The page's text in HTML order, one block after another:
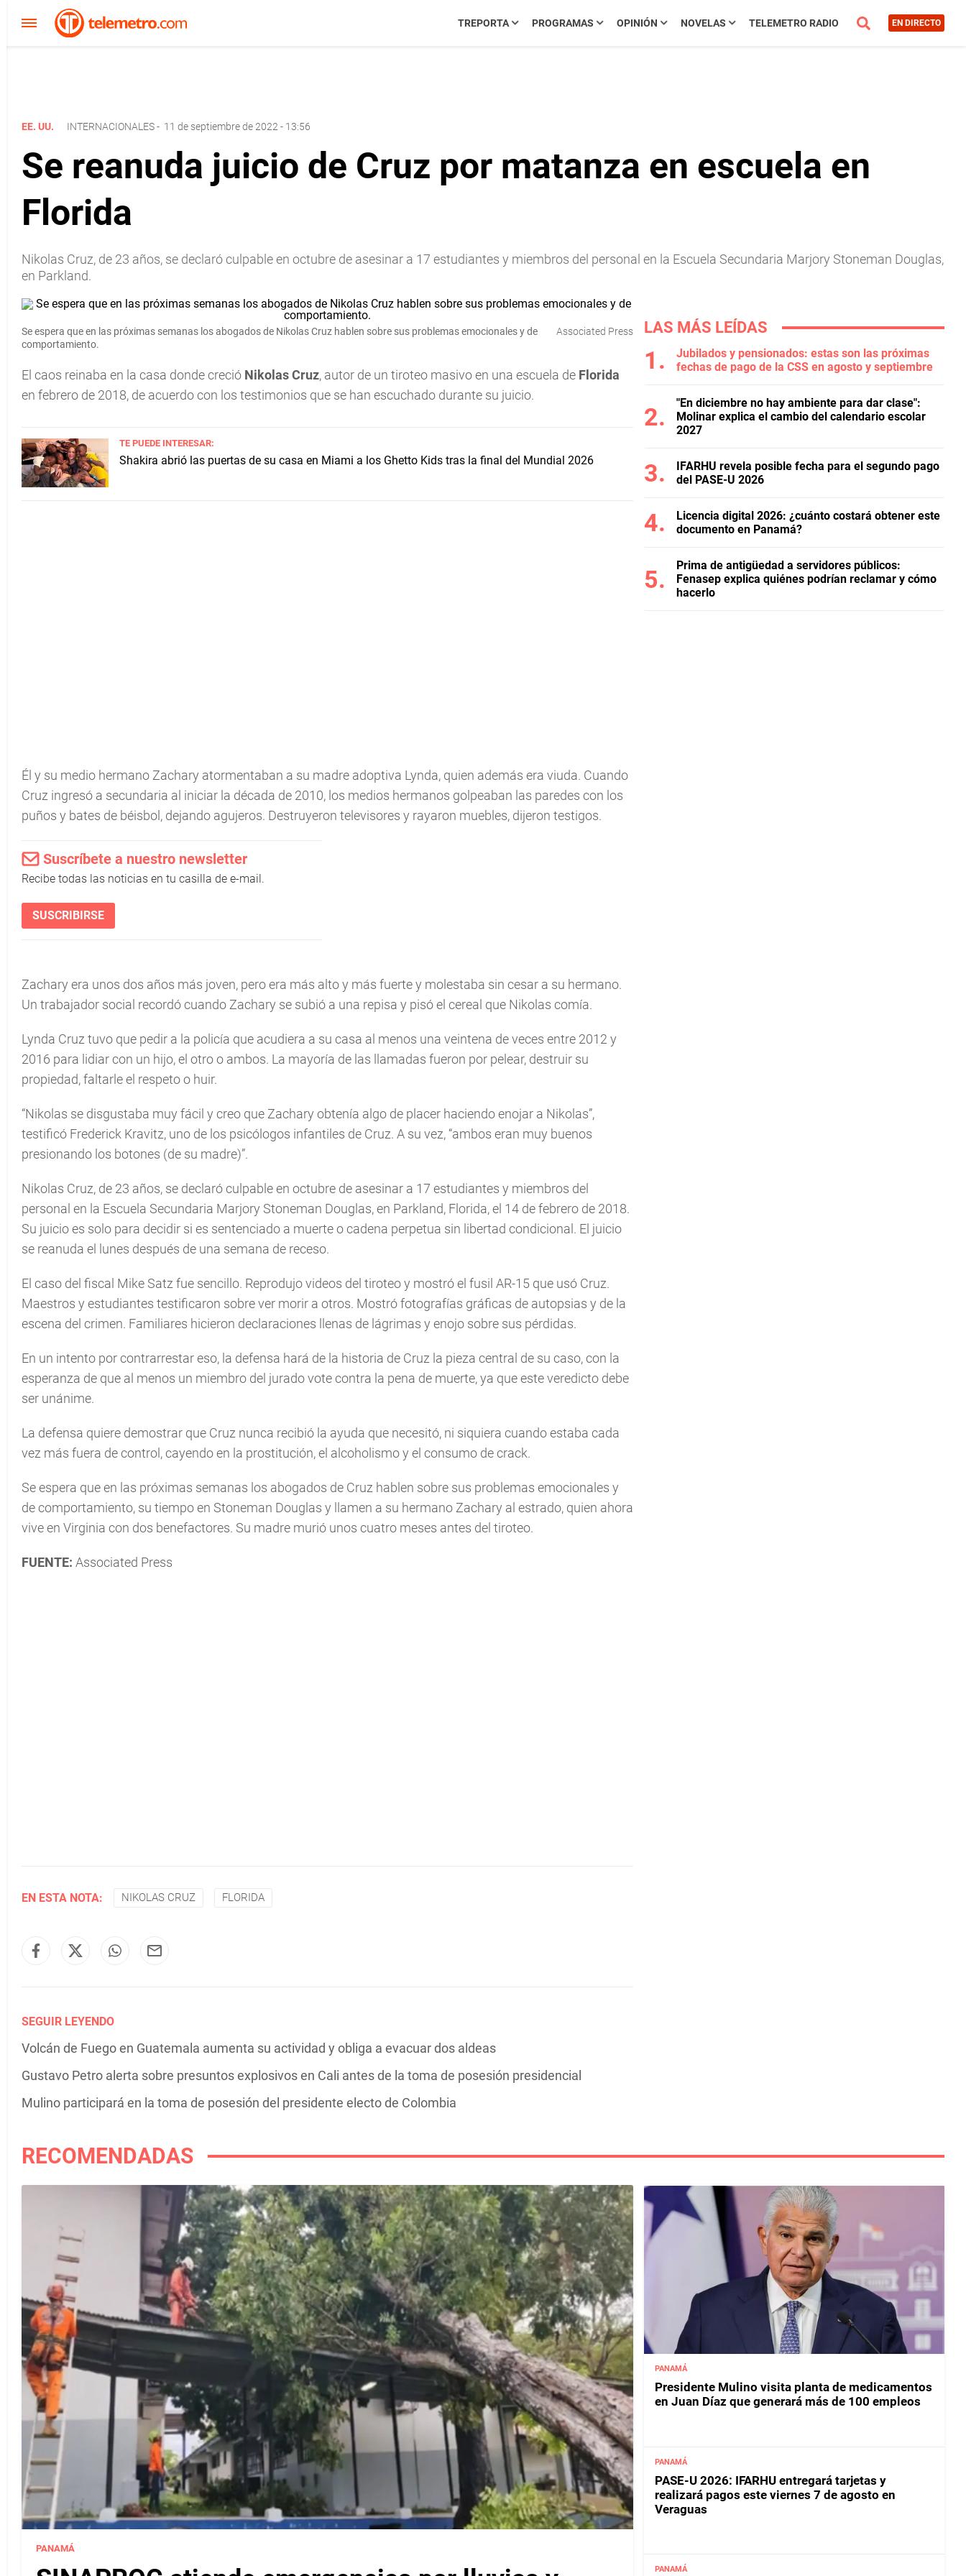
TREPORTA PROGRAMAS OPINIÓN NOVELAS TELEMETRO RADIO EN DIRECTO
EE. UU. INTERNACIONALES- 11 de septiembre de 2022 - 13:56
Se reanuda juicio de Cruz por matanza en escuela en
Florida
Nikolas Cruz, de 23 años, se declaró culpable en octubre de asesinar a 17 estudiantes y miembros del personal en la Escuela Secundaria Marjory Stoneman Douglas,
en Parkland.
Se espera que en las próximas semanas los abogados de Nikolas Cruz hablen sobre sus problemas emocionales y de
comportamiento.
Associated Press
El caos reinaba en la casa donde creció Nikolas Cruz, autor de un tiroteo masivo en una escuela de Florida
en febrero de 2018, de acuerdo con los testimonios que se han escuchado durante su juicio.
TE PUEDE INTERESAR:
Shakira abrió las puertas de su casa en Miami a los Ghetto Kids tras la final del Mundial 2026
Él y su medio hermano Zachary atormentaban a su madre adoptiva Lynda, quien además era viuda. Cuando
Cruz ingresó a secundaria al iniciar la década de 2010, los medios hermanos golpeaban las paredes con los
puños y bates de béisbol, dejando agujeros. Destruyeron televisores y rayaron muebles, dijeron testigos.
Suscríbete a nuestro newsletter
Recibe todas las noticias en tu casilla de e-mail.
SUSCRIBIRSE
Zachary era unos dos años más joven, pero era más alto y más fuerte y molestaba sin cesar a su hermano.
Un trabajador social recordó cuando Zachary se subió a una repisa y pisó el cereal que Nikolas comía.
Lynda Cruz tuvo que pedir a la policía que acudiera a su casa al menos una veintena de veces entre 2012 y
2016 para lidiar con un hijo, el otro o ambos. La mayoría de las llamadas fueron por pelear, destruir su
propiedad, faltarle el respeto o huir.
“Nikolas se disgustaba muy fácil y creo que Zachary obtenía algo de placer haciendo enojar a Nikolas”,
testificó Frederick Kravitz, uno de los psicólogos infantiles de Cruz. A su vez, “ambos eran muy buenos
presionando los botones (de su madre)”.
Nikolas Cruz, de 23 años, se declaró culpable en octubre de asesinar a 17 estudiantes y miembros del
personal en la Escuela Secundaria Marjory Stoneman Douglas, en Parkland, Florida, el 14 de febrero de 2018.
Su juicio es solo para decidir si es sentenciado a muerte o cadena perpetua sin libertad condicional. El juicio
se reanuda el lunes después de una semana de receso.
El caso del fiscal Mike Satz fue sencillo. Reprodujo videos del tiroteo y mostró el fusil AR-15 que usó Cruz.
Maestros y estudiantes testificaron sobre ver morir a otros. Mostró fotografías gráficas de autopsias y de la
escena del crimen. Familiares hicieron declaraciones llenas de lágrimas y enojo sobre sus pérdidas.
En un intento por contrarrestar eso, la defensa hará de la historia de Cruz la pieza central de su caso, con la
esperanza de que al menos un miembro del jurado vote contra la pena de muerte, ya que este veredicto debe
ser unánime.
La defensa quiere demostrar que Cruz nunca recibió la ayuda que necesitó, ni siquiera cuando estaba cada
vez más fuera de control, cayendo en la prostitución, el alcoholismo y el consumo de crack.
Se espera que en las próximas semanas los abogados de Cruz hablen sobre sus problemas emocionales y
de comportamiento, su tiempo en Stoneman Douglas y llamen a su hermano Zachary al estrado, quien ahora
vive en Virginia con dos benefactores. Su madre murió unos cuatro meses antes del tiroteo.
FUENTE: Associated Press
EN ESTA NOTA: NIKOLAS CRUZ FLORIDA
SEGUIR LEYENDO
Volcán de Fuego en Guatemala aumenta su actividad y obliga a evacuar dos aldeas
Gustavo Petro alerta sobre presuntos explosivos en Cali antes de la toma de posesión presidencial
Mulino participará en la toma de posesión del presidente electo de Colombia
LAS MÁS LEÍDAS
Jubilados y pensionados: estas son las próximas
fechas de pago de la CSS en agosto y septiembre
"En diciembre no hay ambiente para dar clase":
Molinar explica el cambio del calendario escolar
2027
IFARHU revela posible fecha para el segundo pago
del PASE-U 2026
Licencia digital 2026: ¿cuánto costará obtener este
documento en Panamá?
Prima de antigüedad a servidores públicos:
Fenasep explica quiénes podrían reclamar y cómo
hacerlo
RECOMENDADAS
PANAMÁ
PANAMÁ
Presidente Mulino visita planta de medicamentos
en Juan Díaz que generará más de 100 empleos
PANAMÁ
PASE-U 2026: IFARHU entregará tarjetas y
realizará pagos este viernes 7 de agosto en
Veraguas
PANAMÁ